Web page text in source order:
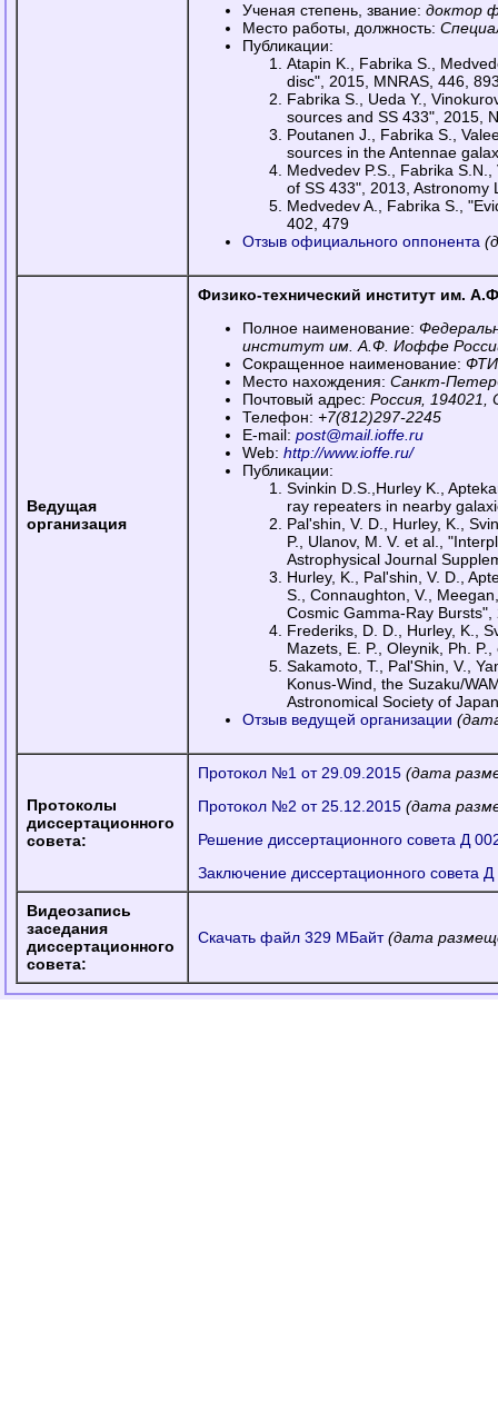
Ученая степень, звание: доктор
Место работы, должность:
Публикации:
Atapin K., Fabrika S.,
disc", 2015, MNRAS, 446,
Fabrika S., Ueda Y.,
sources and SS 433", 2015,
Poutanen J., Fabrika S.,
sources in the Antennae
Medvedev P.S., Fabrika
of SS 433", 2013, Astronomy
Medvedev A., Fabrika S.,
402, 479
Отзыв официального оппонента
Ведущая
организация
Физико-технический институт им.
Полное наименование:
институт им. А.Ф. Иоффе
Сокращенное наименование:
Место нахождения: Санкт-
Почтовый адрес: Россия, 194021,
Телефон: +7(812)297-2245
E-mail: post@mail.ioffe.ru
Web: http://www.ioffe.ru/
Публикации:
Svinkin D.S.,Hurley K.,
ray repeaters in nearby
Pal'shin, V. D., Hurley, K.,
P., Ulanov, M. V. et al.,
Astrophysical Journal
Hurley, K., Pal'shin, V. D.,
S., Connaughton, V.,
Cosmic Gamma-Ray
Frederiks, D. D., Hurley, K.,
Mazets, E. P., Oleynik, Ph.
Sakamoto, T., Pal'Shin, V.,
Konus-Wind, the Suzaku/
Astronomical Society of
Отзыв ведущей организации
Протоколы
диссертационного
совета:
Протокол №1 от 29.09.2015 (дата
Протокол №2 от 25.12.2015 (дата
Решение диссертационного совета Д
Заключение диссертационного совета
Видеозапись
заседания
диссертационного
совета:
Скачать файл 329 МБайт (дата